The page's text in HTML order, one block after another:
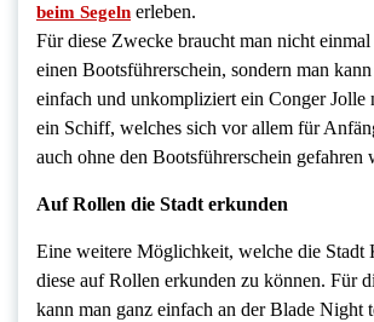
beim Segeln erleben.
Für diese Zwecke braucht man nicht
einen Bootsführerschein, sondern man
einfach und unkompliziert ein Conger Jolle
ein Schiff, welches sich vor allem für
auch ohne den Bootsführerschein gefahren
Auf Rollen die Stadt erkunden
Eine weitere Möglichkeit, welche die Stadt
diese auf Rollen erkunden zu können. Für
kann man ganz einfach an der Blade Night